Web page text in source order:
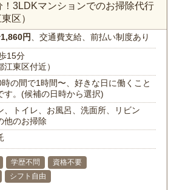
3LDKマンションでのお掃除代行
区）
円、交通費支給、前払い制度あり
15分
江東区付近）
の間で1時間〜、好きな日に働くこと
す。(候補の日時から選択)
、トイレ、お風呂、洗面所、リビン
他のお掃除
学歴不問
資格不要
シフト自由